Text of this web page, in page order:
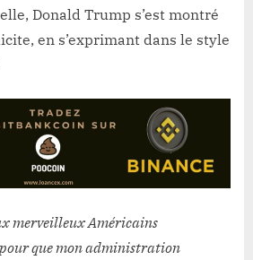
Donald Trump s’est montré
en s’exprimant dans le style
merveilleux Américains
que mon administration